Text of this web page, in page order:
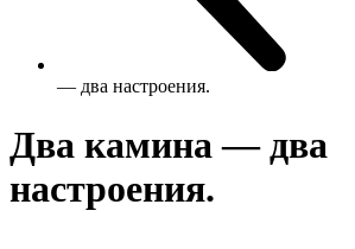
— два настроения.
Два камина — два
настроения.